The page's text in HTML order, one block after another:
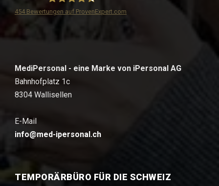
454 Bewertungen auf ProvenExpert.com
MediPersonal - eine Marke von iPersonal AG
Bahnhofplatz 1c
8304 Wallisellen
E-Mail
info@med-ipersonal.ch
TEMPORÄRBÜRO FÜR DIE SCHWEIZ